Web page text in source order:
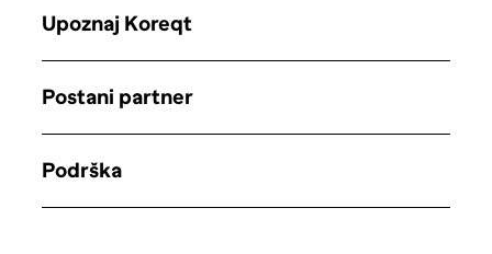
Upoznaj Koreqt
Postani partner
Podrška